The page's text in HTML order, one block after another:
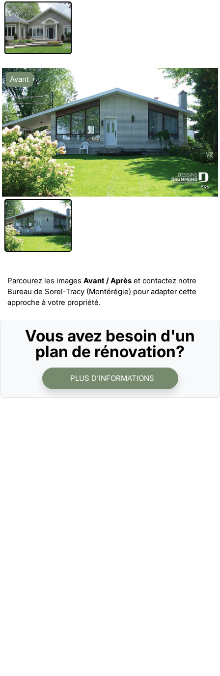
Avant
Parcourez les images Avant / Après et contactez notre
Bureau de Sorel-Tracy (Montérégie) pour adapter cette
approche à votre propriété.
Vous avez besoin d'un
plan de rénovation?
PLUS D'INFORMATIONS